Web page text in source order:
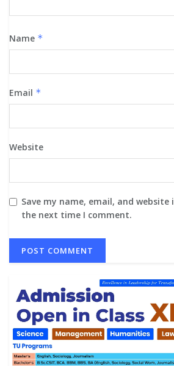
Name *
Email *
Website
Save my name, email, and
the next time I comment.